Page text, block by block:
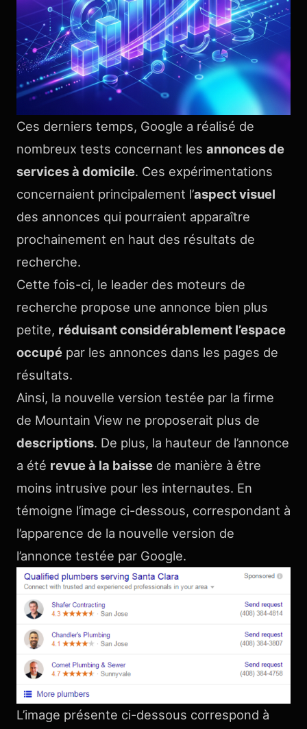
Ces derniers temps, Google a réalisé de
nombreux tests concernant les annonces de
services à domicile. Ces expérimentations
concernaient principalement l’aspect visuel
des annonces qui pourraient apparaître
prochainement en haut des résultats de
recherche.
Cette fois-ci, le leader des moteurs de
recherche propose une annonce bien plus
petite, réduisant considérablement l’espace
occupé par les annonces dans les pages de
résultats.
Ainsi, la nouvelle version testée par la firme
de Mountain View ne proposerait plus de
descriptions. De plus, la hauteur de l’annonce
a été revue à la baisse de manière à être
moins intrusive pour les internautes. En
témoigne l’image ci-dessous, correspondant à
l’apparence de la nouvelle version de
l’annonce testée par Google.
L’image présente ci-dessous correspond à